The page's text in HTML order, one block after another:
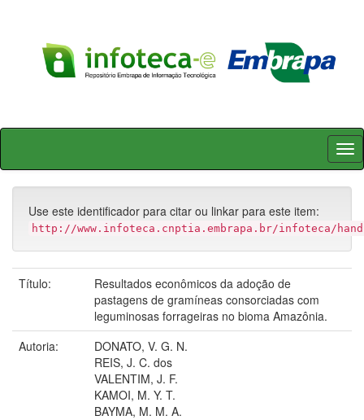
Skip
Use este identificador para citar ou linkar para este item:
http://www.infoteca.cnptia.embrapa.br/infoteca/
Título:
Resultados econômicos da adoção de
pastagens de gramíneas consorciadas com
leguminosas forrageiras no bioma Amazônia.
Autoria:
DONATO, V. G. N.
REIS, J. C. dos
VALENTIM, J. F.
KAMOI, M. Y. T.
BAYMA, M. M. A.